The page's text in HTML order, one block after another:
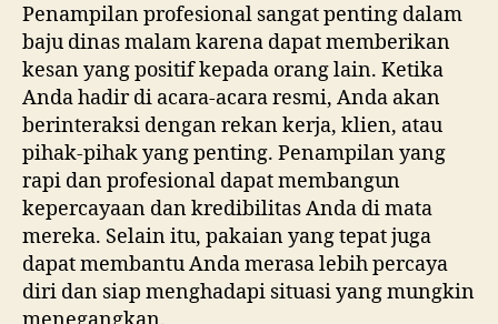
Penampilan profesional sangat penting dalam
baju dinas malam karena dapat memberikan
kesan yang positif kepada orang lain. Ketika
Anda hadir di acara-acara resmi, Anda akan
berinteraksi dengan rekan kerja, klien, atau
pihak-pihak yang penting. Penampilan yang
rapi dan profesional dapat membangun
kepercayaan dan kredibilitas Anda di mata
mereka. Selain itu, pakaian yang tepat juga
dapat membantu Anda merasa lebih percaya
diri dan siap menghadapi situasi yang mungkin